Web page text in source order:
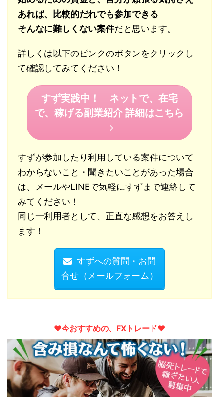
あれば、比較的だれでも参加できる
そんなに難しくない案件だと思います。
詳しくは以下のピンクのボタンをクリックし
て確認してみてください！
すず実践中！ ネットで、在宅
で、稼げる副業紹介 詳細はこちら
すずが参加したり利用している案件について
わからないこと・聞きたいことがあった場合
は、メールやLINEで気軽にすずまで連絡して
みてください！
同じ一利用者として、正直な感想をお答えし
ます！
すずへの質問・お問
合せ（メールフォーム）
♥︎今おすすめの、FXトレード♥︎